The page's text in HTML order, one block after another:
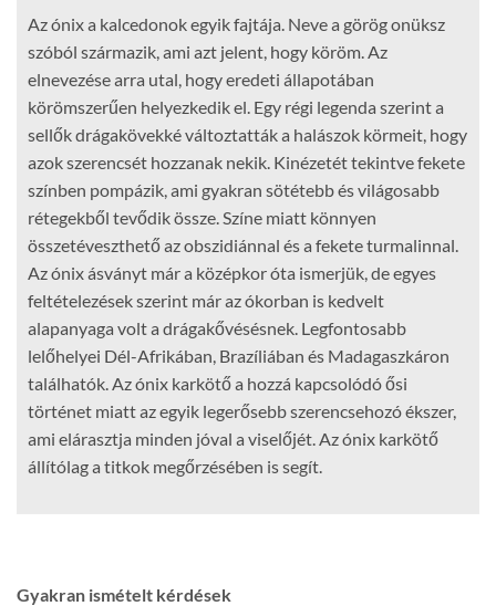
Az ónix a kalcedonok egyik fajtája. Neve a görög onüksz
szóból származik, ami azt jelent, hogy köröm. Az
elnevezése arra utal, hogy eredeti állapotában
körömszerűen helyezkedik el. Egy régi legenda szerint a
sellők drágakövekké változtatták a halászok körmeit, hogy
azok szerencsét hozzanak nekik. Kinézetét tekintve fekete
színben pompázik, ami gyakran sötétebb és világosabb
rétegekből tevődik össze. Színe miatt könnyen
összetéveszthető az obszidiánnal és a fekete turmalinnal.
Az ónix ásványt már a középkor óta ismerjük, de egyes
feltételezések szerint már az ókorban is kedvelt
alapanyaga volt a drágakővésésnek. Legfontosabb
lelőhelyei Dél-Afrikában, Brazíliában és Madagaszkáron
találhatók. Az ónix karkötő a hozzá kapcsolódó ősi
történet miatt az egyik legerősebb szerencsehozó ékszer,
ami elárasztja minden jóval a viselőjét. Az ónix karkötő
állítólag a titkok megőrzésében is segít.
Gyakran ismételt kérdések